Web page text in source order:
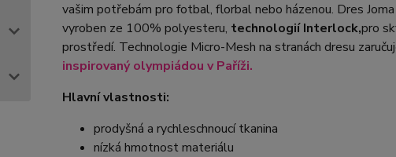
vašim potřebám pro fotbal, florbal nebo házenou. Dres
vyroben ze 100% polyesteru, technologií Interlock,pro
prostředí. Technologie Micro-Mesh na stranách dresu
inspirovaný olympiádou v Paříži.
Hlavní vlastnosti:
prodyšná a rychleschnoucí tkanina
nízká hmotnost materiálu